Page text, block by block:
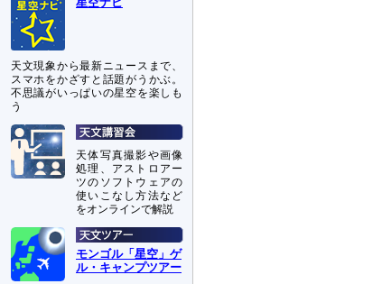
星空ナビ
天文現象から最新ニュースまで、
スマホをかざすと話題がうかぶ。
不思議がいっぱいの星空を楽しも
う
天体写真撮影や画像
処理、アストロアー
ツのソフトウェアの
使いこなし方法など
をオンラインで解説
モンゴル「星空」ゲ
ル・キャンプツアー